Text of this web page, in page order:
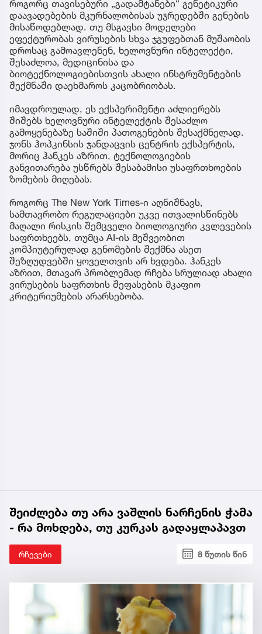
როგორც თავისებური „გადამტანები“ გენეტიკური
დაავადებების მკურნალობისას უჯრედებში გენების
მისაწოდებლად. თუ მსგავსი მოდელები
ეფექტურობას ვირუსების სხვა ჯგუფებთან მუშაობის
დროსაც გამოავლენენ, ხელოვნური ინტელექტი,
შესაძლოა, მედიცინისა და
ბიოტექნოლოგიებისთვის ახალი ინსტრუმენტების
შექმნაში დაეხმაროს კაცობრიობას.
იმავდროულად, ეს ექსპერიმენტი აძლიერებს
შიშებს ხელოვნური ინტელექტის შესაძლო
გამოყენებაზე საშიში პათოგენების შესაქმნელად.
ჯონს ჰოპკინსის ჯანდაცვის ცენტრის ექსპერტის,
მორიც ჰანკეს აზრით, ტექნოლოგიების
განვითარება უსწრებს შესაბამისი უსაფრთხოების
ზომების მიღებას.
როგორც The New York Times-ი აღნიშნავს,
სამთავრობო რეგულაციები უკვე ითვალისწინებს
მაღალი რისკის შემცველი ბიოლოგიური კვლევების
საფრთხეებს, თუმცა AI-ის მეშვეობით
კომპიუტერულად გენომების შექმნა ასეთ
შეზღუდვებში ყოველთვის არ ხვდება. ჰანკეს
აზრით, მთავარ პრობლემად რჩება სრულიად ახალი
ვირუსების საფრთხის შეფასების მკაფიო
კრიტერიუმების არარსებობა.
შეიძლება თუ არა ვაშლის ნარჩენის ჭამა
- რა მოხდება, თუ კურკას გადაყლაპავთ
რჩევები 8 წუთის წინ